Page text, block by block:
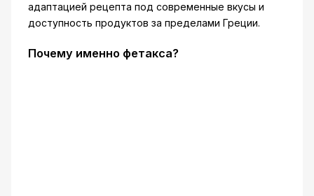
адаптацией рецепта под современные вкусы и
доступность продуктов за пределами Греции.
Почему именно фетакса?